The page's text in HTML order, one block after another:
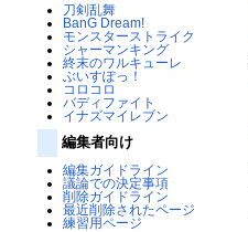
刀剣乱舞
BanG Dream!
モンスターストライク
シャーマンキング
終末のワルキューレ
ぶいすぽっ！
コロコロ
バディファイト
イナズマイレブン
編集者向け
編集ガイドライン
議論での決定事項
削除ガイドライン
最近削除されたページ
練習用ページ